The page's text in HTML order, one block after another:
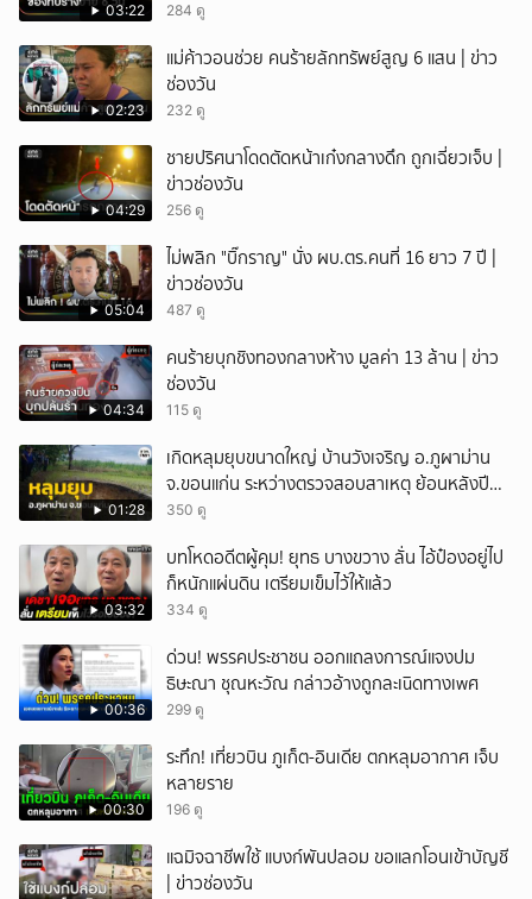
03:22 284 ดู
02:23
แม่ค้าวอนช่วย คนร้ายลักทรัพย์สูญ 6 แสน | ข่าว
ช่องวัน
232 ดู
04:29
ชายปริศนาโดดตัดหน้าเก๋งกลางดึก ถูกเฉี่ยวเจ็บ |
ข่าวช่องวัน
256 ดู
05:04
ไม่พลิก "บิ๊กราญ" นั่ง ผบ.ตร.คนที่ 16 ยาว 7 ปี |
ข่าวช่องวัน
487 ดู
04:34
คนร้ายบุกชิงทองกลางห้าง มูลค่า 13 ล้าน | ข่าว
ช่องวัน
115 ดู
01:28
เกิดหลุมยุบขนาดใหญ่ บ้านวังเจริญ อ.ภูผาม่าน
จ.ขอนแก่น ระหว่างตรวจสอบสาเหตุ ย้อนหลังปี
2568 พบเคยพบหลุมยุบมาแล้วครั้งหนึ่ง
350 ดู
03:32
บทโหดอดีตผู้คุม! ยุทธ บางขวาง ลั่น ไอ้ป๋องอยู่ไป
ก็หนักแผ่นดิน เตรียมเข็มไว้ให้แล้ว
334 ดู
00:36
ด่วน! พรรคประชาชน ออกแถลงการณ์แจงปม
ธิษะณา ชุณหะวัณ กล่าวอ้างถูกละเuิดทางเwศ
299 ดู
00:30
ระทึก! เที่ยวบิน ภูเก็ต-อินเดีย ตกหลุมอากาศ เจ็บ
หลายราย
196 ดู
แฉมิจฉาชีพใช้ แบงก์พันปลอม ขอแลกโอนเข้าบัญชี
| ข่าวช่องวัน